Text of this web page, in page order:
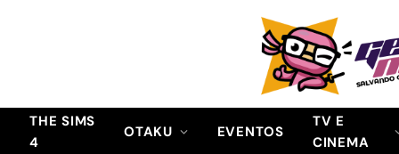
THE SIMS
4
OTAKU EVENTOS
TV E
CINEMA